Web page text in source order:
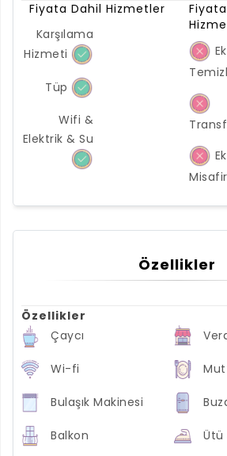
Fiyata Dahil Hizmetler
Karşılama
Hizmeti
Tüp
Wifi &
Elektrik & Su
Misafir
Özellikler
Özellikler
Çaycı
Wi-fi
Bulaşık Makinesi
Balkon Ütü